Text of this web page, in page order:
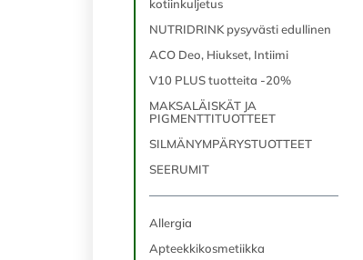
kotiinkuljetus
NUTRIDRINK pysyvästi edullinen
ACO Deo, Hiukset, Intiimi
V10 PLUS tuotteita -20%
MAKSALÄISKÄT JA
PIGMENTTITUOTTEET
SILMÄNYMPÄRYSTUOTTEET
SEERUMIT
Allergia
Apteekkikosmetiikka